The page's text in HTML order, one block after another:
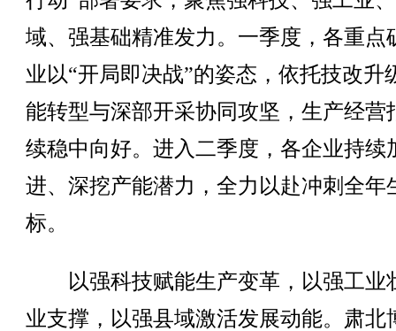
域、强基础精准发力。一季度，各重点
业以“开局即决战”的姿态，依托技改升
能转型与深部开采协同攻坚，生产经营
续稳中向好。进入二季度，各企业持续
进、深挖产能潜力，全力以赴冲刺全年
标。
以强科技赋能生产变革，以强工业
业支撑，以强县域激活发展动能。肃北